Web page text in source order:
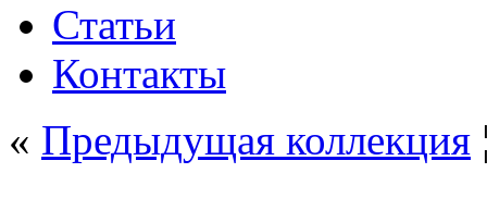
Статьи
Контакты
« Предыдущая коллекция